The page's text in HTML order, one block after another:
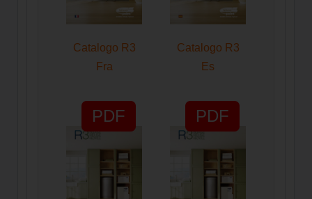
Catalogo R3
Fra
Catalogo R3
Es
PDF PDF